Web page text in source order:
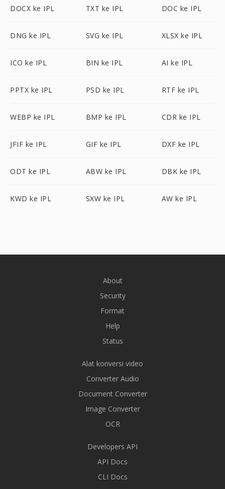
DOCX ke IPL TXT ke IPL DOC ke IPL
DNG ke IPL SVG ke IPL XLSX ke IPL
ICO ke IPL BIN ke IPL AI ke IPL
PPTX ke IPL PSD ke IPL RTF ke IPL
WEBP ke IPL BMP ke IPL CDR ke IPL
JFIF ke IPL GIF ke IPL DXF ke IPL
ODT ke IPL ABW ke IPL DBK ke IPL
KWD ke IPL SXW ke IPL AW ke IPL
About
Security
Format
Help
Status
Alat konversi video
Converter Audio
Document Converter
Image Converter
OCR
Developers API
API Docs
CLI Docs